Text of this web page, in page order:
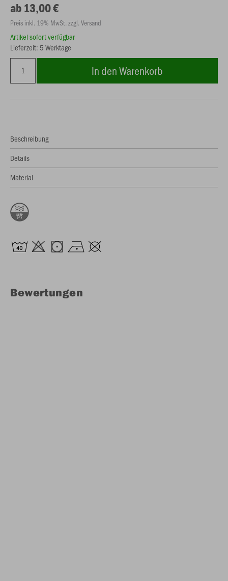
ab 13,00 €
Preis inkl. 19% MwSt. zzgl. Versand
Artikel sofort verfügbar
Lieferzeit: 5 Werktage
In den Warenkorb
Beschreibung
Details
Material
Bewertungen